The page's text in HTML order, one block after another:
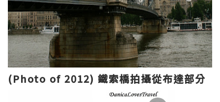
(Photo of 2012) 鐵索橋拍攝從布達部分